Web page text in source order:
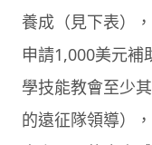
養成（見下表）
申請1,000美元補
學技能教會至少
的遠征隊領導）